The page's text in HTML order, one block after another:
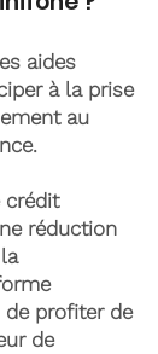
aides
à la prise
au
crédit
réduction
de profiter de
de